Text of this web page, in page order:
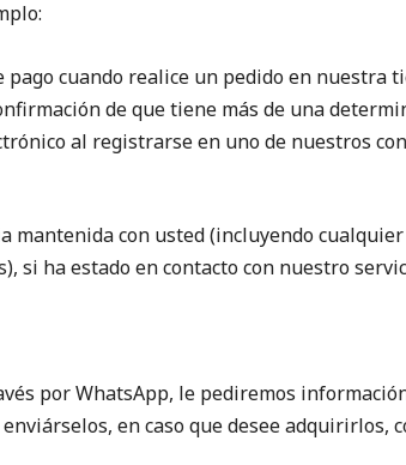
pago cuando realice un pedido en nuestra
de que tiene más de una
al registrarse en uno de nuestros
mantenida con usted (incluyendo
si ha estado en contacto con nuestro
por WhatsApp, le pediremos
en caso que desee adquirirlos,